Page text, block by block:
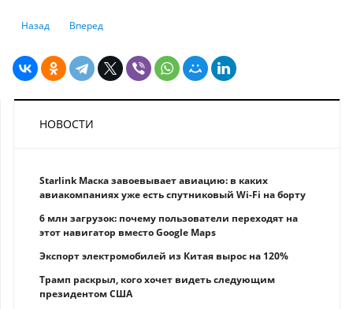
Предыдущий: Закон о кибербуллинге: платформы обязали за сутки
Назад Следующий: В Китае запустили полностью беспилотные
Вперед
НОВОСТИ
Starlink Маска завоевывает авиацию: в каких
авиакомпаниях уже есть спутниковый Wi-Fi на борту
6 млн загрузок: почему пользователи переходят на
этот навигатор вместо Google Maps
Экспорт электромобилей из Китая вырос на 120%
Трамп раскрыл, кого хочет видеть следующим
президентом США